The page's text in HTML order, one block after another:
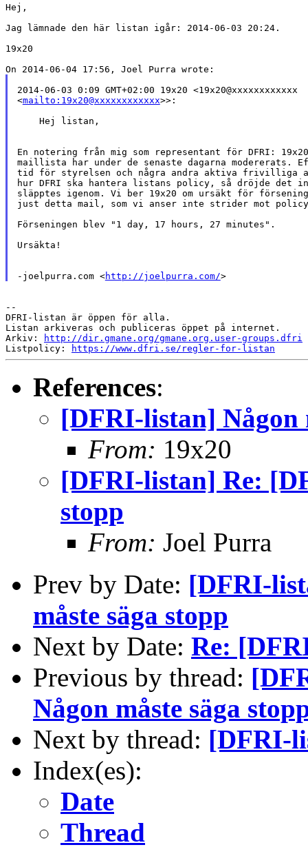
Hej,
Jag lämnade den här listan igår: 2014-06-03 20:24.
19x20
2014-06-03 0:09 GMT+02:00 19x20 <19x20@xxxxxxxxxxxx
<mailto:19x20@xxxxxxxxxxxx>>:
    Hej listan,
En notering från mig som representant för DFRI:
maillista har under de senaste dagarna modererats.
tid för styrelsen och några andra aktiva frivilliga
hur DFRI ska hantera listans policy, så dröjde det
släpptes igenom. Vi ber 19x20 om ursäkt för
just detta mail, som vi anser inte strider mot
Förseningen blev "1 day, 17 hours, 27 minutes".
Ursäkta!
-joelpurra.com <http://joelpurra.com/ >
--
DFRI-listan är öppen för alla.
Listan arkiveras och publiceras öppet på internet.
Arkiv:
http://dir.gmane.org/gmane.org.user-groups.dfri
Listpolicy:
https://www.dfri.se/regler-for-listan
References:
[DFRI-listan] Någon
From: 19x20
[DFRI-listan] Re:
stopp
From: Joel Purra
Prev by Date: [DFRI-
måste säga stopp
Next by Date: Re:
Previous by thread:
Någon måste säga
Next by thread: [DFRI-
Index(es):
Date
Thread